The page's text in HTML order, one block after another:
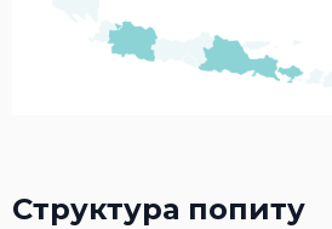
Структура попиту